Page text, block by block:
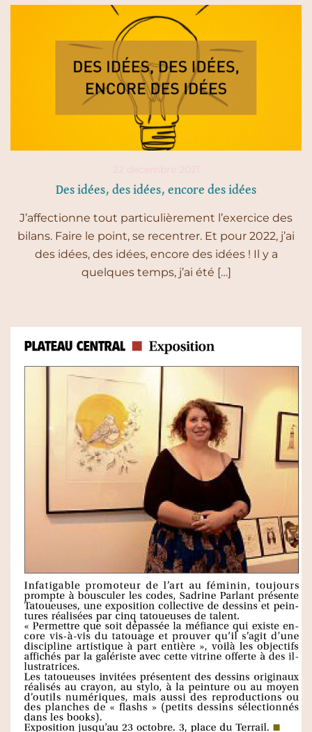
22 décembre 2021
Des idées, des idées, encore des idées
J’affectionne tout particulièrement l’exercice des
bilans. Faire le point, se recentrer. Et pour 2022, j’ai
des idées, des idées, encore des idées ! Il y a
quelques temps, j’ai été […]